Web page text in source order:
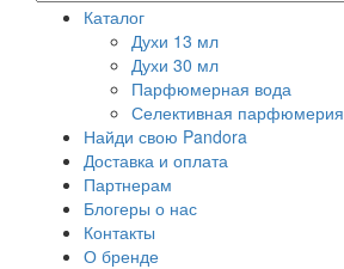
Каталог
Духи 13 мл
Духи 30 мл
Парфюмерная вода
Селективная парфюмерия
Найди свою Pandora
Доставка и оплата
Партнерам
Блогеры о нас
Контакты
О бренде